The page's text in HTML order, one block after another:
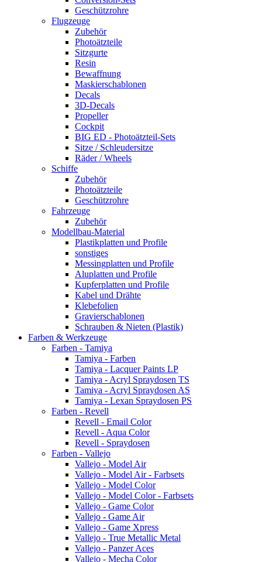
Geschützrohre
Flugzeuge
Zubehör
Photoätzteile
Sitzgurte
Resin
Bewaffnung
Maskierschablonen
Decals
3D-Decals
Propeller
Cockpit
BIG ED - Photoätzteil-Sets
Sitze / Schleudersitze
Räder / Wheels
Schiffe
Zubehör
Photoätzteile
Geschützrohre
Fahrzeuge
Zubehör
Modellbau-Material
Plastikplatten und Profile
sonstiges
Messingplatten und Profile
Aluplatten und Profile
Kupferplatten und Profile
Kabel und Drähte
Klebefolien
Gravierschablonen
Schrauben & Nieten (Plastik)
Farben & Werkzeuge
Farben - Tamiya
Tamiya - Farben
Tamiya - Lacquer Paints LP
Tamiya - Acryl Spraydosen TS
Tamiya - Acryl Spraydosen AS
Tamiya - Lexan Spraydosen PS
Farben - Revell
Revell - Email Color
Revell - Aqua Color
Revell - Spraydosen
Farben - Vallejo
Vallejo - Model Air
Vallejo - Model Air - Farbsets
Vallejo - Model Color
Vallejo - Model Color - Farbsets
Vallejo - Game Color
Vallejo - Game Air
Vallejo - Game Xpress
Vallejo - True Metallic Metal
Vallejo - Panzer Aces
Vallejo - Mecha Color